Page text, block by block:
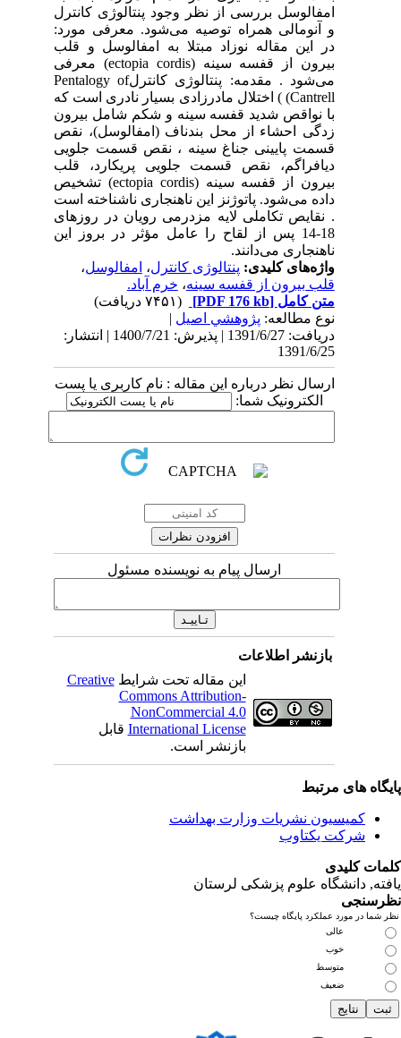
امفالوسل بررسی از نظر وجود پنتالوژی کانترل
و آنومالی همراه توصیه می‌شود. معرفی مورد:
در این مقاله نوزاد مبتلا به امفالوسل و قلب
بیرون از قفسه سینه (ectopia cordis) معرفی
می‌شود . مقدمه: پنتالوژی کانترلPentalogy of
Cantrell) ) اختلال مادرزادی بسیار نادری است که
با نواقص شدید قفسه سینه و شکم شامل بیرون
زدگی احشاء از محل بندناف (امفالوسل)، نقص
قسمت پایینی جناغ سینه ، نقص قسمت جلویی
دیافراگم، نقص قسمت جلویی پریکارد، قلب
بیرون از قفسه سینه (ectopia cordis) تشخیص
داده می‌شود. پاتوژنز این ناهنجاری ناشناخته است
. نقایص تکاملی لایه مزدرمی رویان در روزهای
18-14 پس از لقاح را عامل مؤثر در بروز این
ناهنجاری می‌دانند.
واژه‌های کلیدی:پنتالوژی کانترل ،امفالوسل،
قلب بیرون از قفسه سینه،خرم آباد.
متن کامل[PDF 176 kb]
نوع مطالعه:پژوهشي اصیل|
دریافت: 1391/6/27 | پذیرش: 1400/7/21 | انتشار:
1391/6/25
ارسال نظر درباره این مقاله : نام کاربری یا پست
الکترونیک شما:
ارسال پیام به نویسنده مسئول
بازنشر اطلاعات
این مقاله تحت شرایطCreative
Commons Attribution-
NonCommercial 4.0
International Licenseقابل
بازنشر است.
های مرتبط
کمیسیون نشریات وزارت بهداشت
شرکت یکتاوب
کلیدی
, دانشگاه علوم پزشکی لرستان
شما در مورد عملکرد پایگاه چیست؟
عالی
خوب
متوسط
ضعیف